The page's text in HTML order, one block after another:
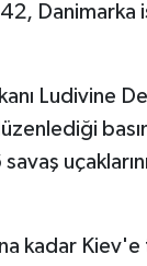
Danimarka
Ludivine
savaş
kadar